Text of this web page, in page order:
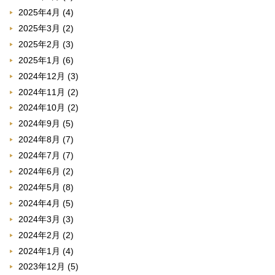
2025年4月 (4)
2025年3月 (2)
2025年2月 (3)
2025年1月 (6)
2024年12月 (3)
2024年11月 (2)
2024年10月 (2)
2024年9月 (5)
2024年8月 (7)
2024年7月 (7)
2024年6月 (2)
2024年5月 (8)
2024年4月 (5)
2024年3月 (3)
2024年2月 (2)
2024年1月 (4)
2023年12月 (5)